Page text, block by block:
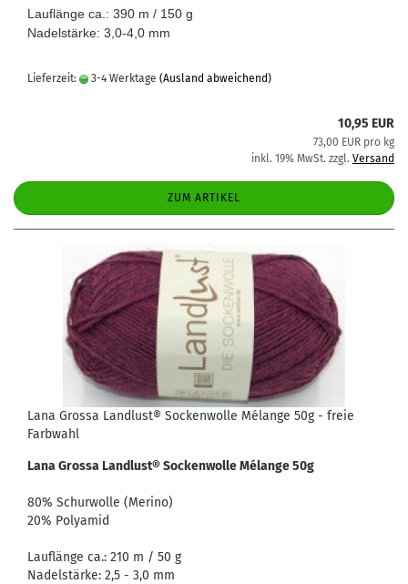
Lauflänge ca.: 390 m / 150 g
Nadelstärke: 3,0-4,0 mm
Lieferzeit: 3-4 Werktage (Ausland abweichend)
10,95 EUR
73,00 EUR pro kg
inkl. 19% MwSt. zzgl. Versand
ZUM ARTIKEL
Lana Grossa Landlust® Sockenwolle Mélange 50g - freie
Farbwahl
Lana Grossa Landlust® Sockenwolle Mélange 50g
80% Schurwolle (Merino)
20% Polyamid
Lauflänge ca.: 210 m / 50 g
Nadelstärke: 2,5 - 3,0 mm